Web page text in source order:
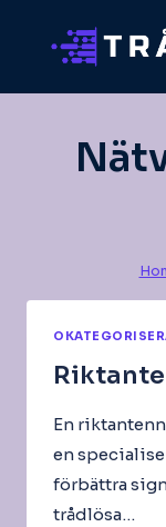
En
en
förbättra
trådlösa…